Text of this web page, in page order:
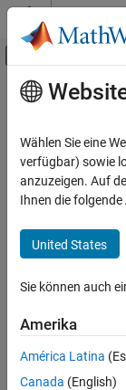
Weiter zum Inhalt
Ressource
Hauptinhalt
Wählen Sie eine
verfügbar) sowie
anzuzeigen. Auf
Ihnen die
United States
Sie können auch
Amerika
América Latina
Canada (English)